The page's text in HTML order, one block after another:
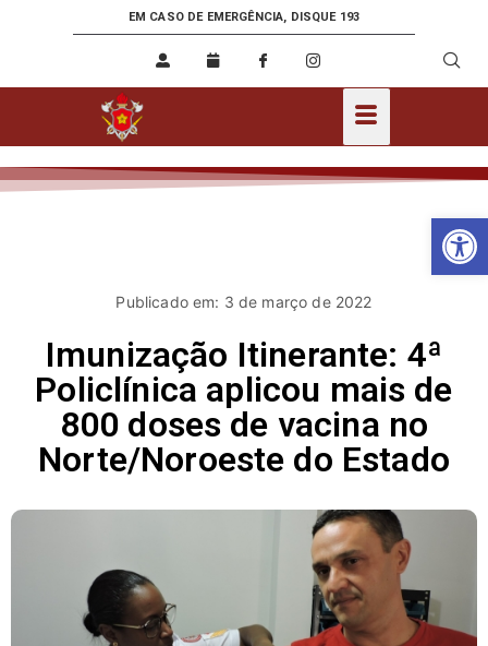
EM CASO DE EMERGÊNCIA, DISQUE 193
Publicado em: 3 de março de 2022
Imunização Itinerante: 4ª
Policlínica aplicou mais de
800 doses de vacina no
Norte/Noroeste do Estado